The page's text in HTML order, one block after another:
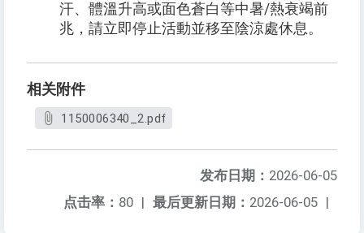
汗、體溫升高或面色蒼白等中暑/熱衰竭前
兆，請立即停止活動並移至陰涼處休息。
相关附件
1150006340_2.pdf
发布日期： 2026-06-05
最后更新日期： 2026-06-05 |
点击率： 80 |